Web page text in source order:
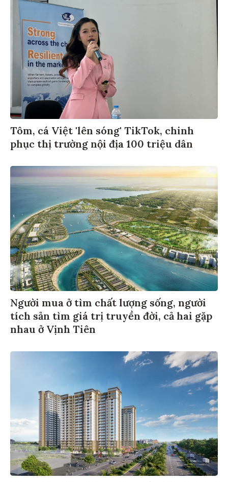
Tôm, cá Việt 'lên sóng' TikTok, chinh
phục thị trường nội địa 100 triệu dân
Người mua ở tìm chất lượng sống, người
tích sản tìm giá trị truyền đời, cả hai gặp
nhau ở Vịnh Tiên